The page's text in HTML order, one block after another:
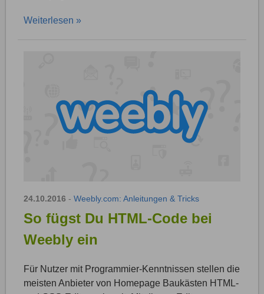
Weiterlesen »
24.10.2016 - Weebly.com: Anleitungen & Tricks
So fügst Du HTML-Code bei
Weebly ein
Für Nutzer mit Programmier-Kenntnissen stellen die
meisten Anbieter von Homepage Baukästen HTML-